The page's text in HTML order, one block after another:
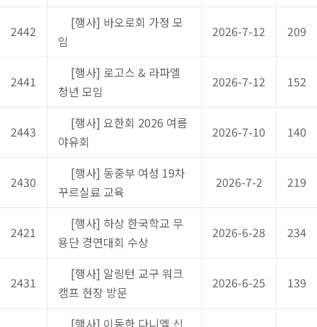
2442
[행사] 바오로회 가정 모
임
2026-7-12 209
2441
[행사] 로고스 & 라파엘
청년 모임
2026-7-12 152
2443
[행사] 요한회 2026 여름
야유회
2026-7-10 140
2430
[행사] 동중부 여성 19차
꾸르실료 교육
2026-7-2 219
2421
[행사] 하상 한국학교 무
용단 경연대회 수상
2026-6-28 234
2431
[행사] 알링턴 교구 워크
캠프 현장 방문
2026-6-25 139
[행사] 이동한 다니엘 신